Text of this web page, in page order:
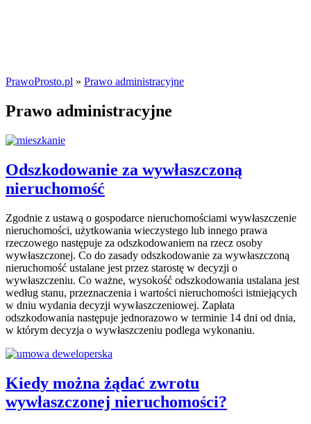
PrawoProsto.pl » Prawo administracyjne
Prawo administracyjne
Odszkodowanie za wywłaszczoną
nieruchomość
Zgodnie z ustawą o gospodarce nieruchomościami wywłaszczenie
nieruchomości, użytkowania wieczystego lub innego prawa
rzeczowego następuje za odszkodowaniem na rzecz osoby
wywłaszczonej. Co do zasady odszkodowanie za wywłaszczoną
nieruchomość ustalane jest przez starostę w decyzji o
wywłaszczeniu. Co ważne, wysokość odszkodowania ustalana jest
według stanu, przeznaczenia i wartości nieruchomości istniejących
w dniu wydania decyzji wywłaszczeniowej. Zapłata
odszkodowania następuje jednorazowo w terminie 14 dni od dnia,
w którym decyzja o wywłaszczeniu podlega wykonaniu.
Kiedy można żądać zwrotu
wywłaszczonej nieruchomości?